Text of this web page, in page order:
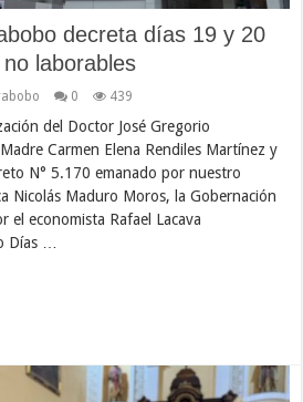
decreta días 19 y 20
laborables
0 439
del Doctor José Gregorio
Carmen Elena Rendiles Martínez y
N° 5.170 emanado por nuestro
Nicolás Maduro Moros, la Gobernación
el economista Rafael Lacava
Días …